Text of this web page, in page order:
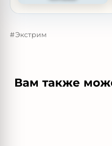
Экстрим
Вам также